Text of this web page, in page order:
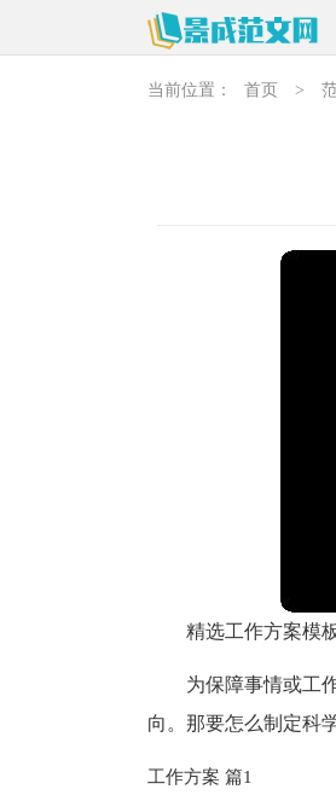
当前位置： 首页 >
精选工作方案模
为保障事情或工
向。那要怎么制定科
工作方案 篇1